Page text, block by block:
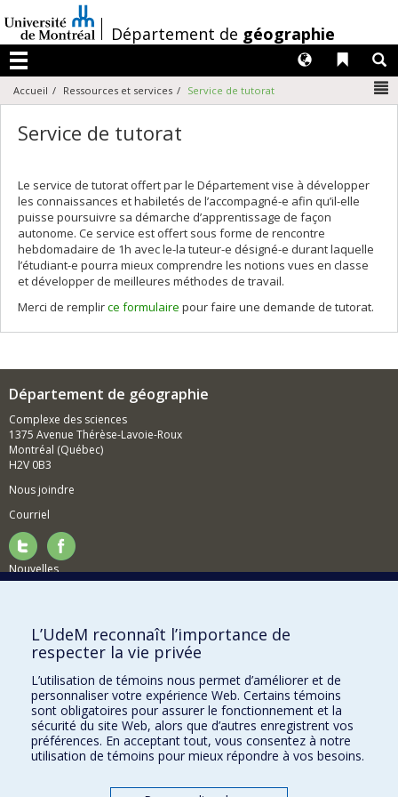
au
contenu
/Département de géographie
Menu
Liens
Langues
Accueil Ressources et services Service de tutorat
Service de tutorat
Le service de tutorat offert par le Département vise à développer
les connaissances et habiletés de l’accompagné-e afin qu’il-elle
puisse poursuivre sa démarche d’apprentissage de façon
autonome. Ce service est offert sous forme de rencontre
hebdomadaire de 1h avec le-la tuteur-e désigné-e durant laquelle
l’étudiant-e pourra mieux comprendre les notions vues en classe
et développer de meilleures méthodes de travail.
Merci de remplirce formulaire pour faire une demande de tutorat.
Département de géographie
Complexe des sciences
1375 Avenue Thérèse-Lavoie-Roux
Montréal (Québec)
H2V 0B3
Nous joindre
Courriel
Nouvelles
Comment soutenir le Département?
BESOIN D'AIDE?
Plan du site
Signaler une erreur
Accessibilité
FACULTÉ DES ARTS ET DES SCIENCES
L’UdeM reconnaît l’importance de
respecter la vie privée
L’utilisation de témoins nous permet d’améliorer et de
personnaliser votre expérience Web. Certains témoins
sont obligatoires pour assurer le fonctionnement et la
sécurité du site Web, alors que d’autres enregistrent vos
préférences. En acceptant tout, vous consentez à notre
utilisation de témoins pour mieux répondre à vos besoins.